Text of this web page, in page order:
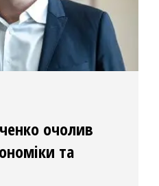
очолив
та